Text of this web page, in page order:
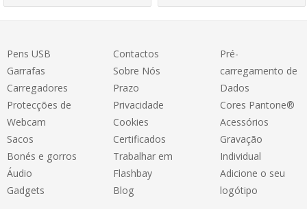
Pens USB
Garrafas
Carregadores
Protecções de
Webcam
Sacos
Bonés e gorros
Áudio
Gadgets
Contactos
Sobre Nós
Prazo
Privacidade
Cookies
Certificados
Trabalhar em
Flashbay
Blog
Pré-
carregamento de
Dados
Cores Pantone®
Acessórios
Gravação
Individual
Adicione o seu
logótipo